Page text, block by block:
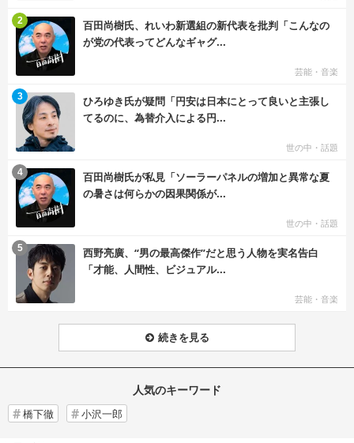
百田尚樹氏、れいわ新選組の新代表を批判「こんなの
が党の代表ってどんなギャグ...
芸能・音楽
2
ひろゆき氏が疑問「円安は日本にとって良いと主張し
てるのに、為替介入による円...
世の中・話題
3
百田尚樹氏が私見「ソーラーパネルの増加と異常な夏
の暑さは何らかの因果関係が...
世の中・話題
4
西野亮廣、“男の最高傑作”だと思う人物を実名告白
「才能、人間性、ビジュアル...
芸能・音楽
5
続きを見る
人気のキーワード
橋下徹 小沢一郎